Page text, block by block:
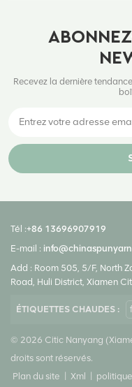
Recevez la dernière
Tél :+86 13696907919
E-mail :
Add : Room 505, 5/F, North
Road, Huli District, Xiamen
ÉTIQUETTES CHAUDES :
© 2026 Citic Nanyang
droits sont réservés.
Plan du site
Xml